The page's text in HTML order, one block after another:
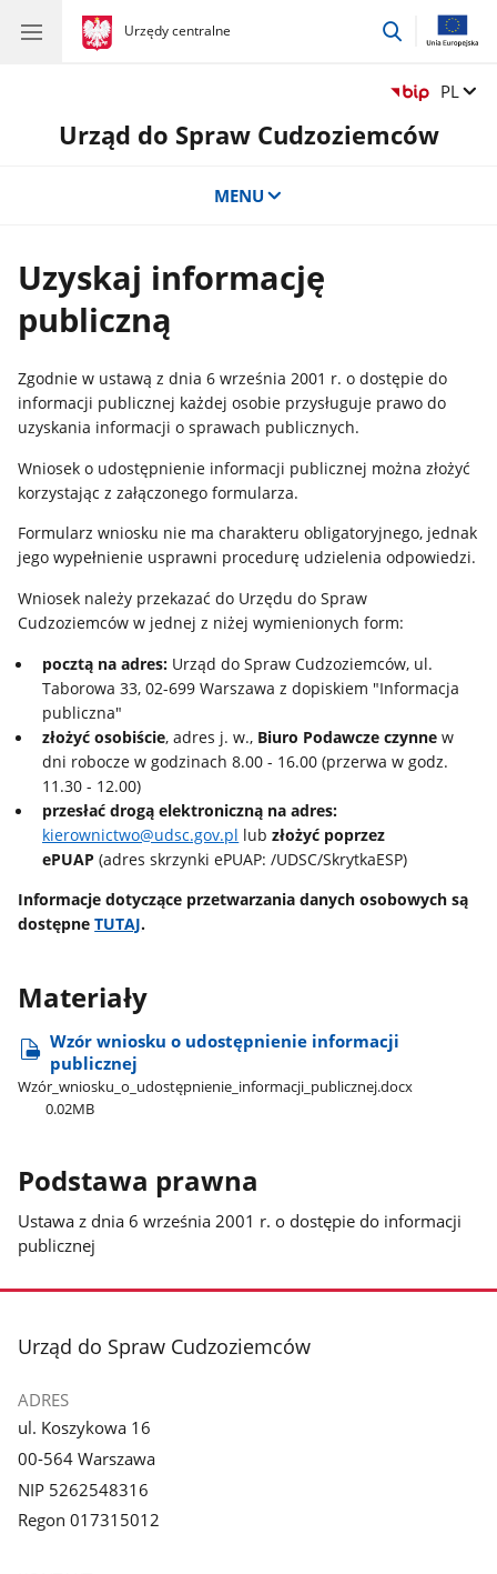
gov.pl
Urzędy centralne
gov.pl
Urzędy
przejdź
Zmień
PL
Urząd do Spraw Cudzoziemców
MENU
Uzyskaj informację
publiczną
Zgodnie w ustawą z dnia 6 września 2001 r. o dostępie do
informacji publicznej każdej osobie przysługuje prawo do
uzyskania informacji o sprawach publicznych.
Wniosek o udostępnienie informacji publicznej można złożyć
korzystając z załączonego formularza.
Formularz wniosku nie ma charakteru obligatoryjnego, jednak
jego wypełnienie usprawni procedurę udzielenia odpowiedzi.
Wniosek należy przekazać do Urzędu do Spraw
Cudzoziemców w jednej z niżej wymienionych form:
pocztą na adres: Urząd do Spraw Cudzoziemców, ul.
Taborowa 33, 02-699 Warszawa z dopiskiem "Informacja
publiczna"
złożyć osobiście, adres j. w., Biuro Podawcze czynne w
dni robocze w godzinach 8.00 - 16.00 (przerwa w godz.
11.30 - 12.00)
przesłać drogą elektroniczną na adres:
kierownictwo@udsc.gov.pl lubzłożyć poprzez
ePUAP (adres skrzynki ePUAP: /UDSC/SkrytkaESP)
Informacje dotyczące przetwarzania danych osobowych są
dostępneTUTAJ.
Materiały
Wzór wniosku o udostępnienie informacji
publicznej
Wzór​_wniosku​_o​_udostępnienie​_informacji​_publicznej.docx
0.02MB
Podstawa prawna
Ustawa z dnia 6 września 2001 r. o dostępie do informacji
publicznej
stopka
Urząd do Spraw Cudzoziemców
ADRES
ul. Koszykowa 16
00-564 Warszawa
NIP 5262548316
Regon 017315012